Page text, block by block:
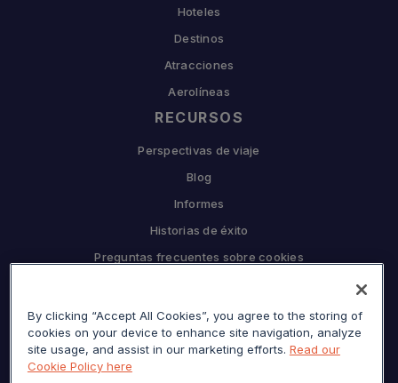
Hoteles
Destinos
Atracciones
Aerolíneas
RECURSOS
Perspectivas de viaje
Blog
Informes
Historias de éxito
Preguntas frecuentes sobre cookies
Por qué Sojern
By clicking “Accept All Cookies”, you agree to the storing of
cookies on your device to enhance site navigation, analyze
site usage, and assist in our marketing efforts. Read our
Cookie Policy here